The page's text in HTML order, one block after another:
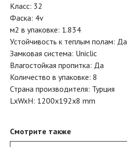
Класс: 32
Фаска: 4v
м2 в упаковке: 1.834
Устойчивость к теплым полам: Да
Замковая система: Uniclic
Влагостойкая пропитка: Да
Количество в упаковке: 8
Страна производителя: Турция
LxWxH: 1200x192x8 mm
Смотрите также